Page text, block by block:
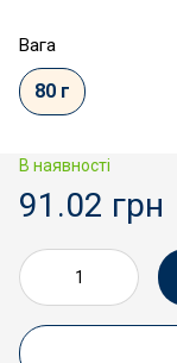
Вага
80 г
В наявності
91.02 грн